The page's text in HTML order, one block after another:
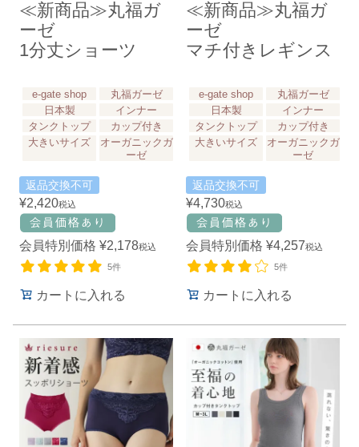
≪新商品≫丸福ガ
ーゼ
1分丈ショーツ
e-gate shop
丸福ガーゼ
日本製
インナー
タンクトップ
カップ付き
大きいサイズ
オーガニックガ
ーゼ
返品交換不可
¥2,420税込
会員特別価格 ¥2,178税込
5件
カートに入れる
≪新商品≫丸福ガ
ーゼ
マチ付きレギンス
e-gate shop
丸福ガーゼ
日本製
インナー
タンクトップ
カップ付き
大きいサイズ
オーガニックガ
ーゼ
返品交換不可
¥4,730税込
会員特別価格 ¥4,257税込
5件
カートに入れる